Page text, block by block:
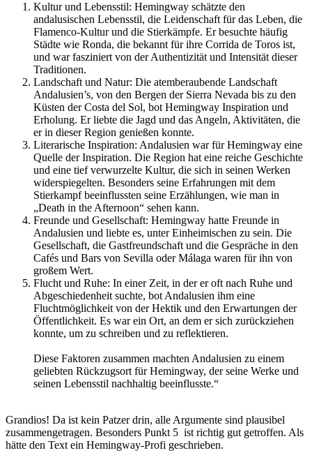
Kultur und Lebensstil: Hemingway schätzte den
andalusischen Lebensstil, die Leidenschaft für das Leben, die
Flamenco-Kultur und die Stierkämpfe. Er besuchte häufig
Städte wie Ronda, die bekannt für ihre Corrida de Toros ist,
und war fasziniert von der Authentizität und Intensität dieser
Traditionen.
Landschaft und Natur: Die atemberaubende Landschaft
Andalusien’s, von den Bergen der Sierra Nevada bis zu den
Küsten der Costa del Sol, bot Hemingway Inspiration und
Erholung. Er liebte die Jagd und das Angeln, Aktivitäten, die
er in dieser Region genießen konnte.
Literarische Inspiration: Andalusien war für Hemingway eine
Quelle der Inspiration. Die Region hat eine reiche Geschichte
und eine tief verwurzelte Kultur, die sich in seinen Werken
widerspiegelten. Besonders seine Erfahrungen mit dem
Stierkampf beeinflussten seine Erzählungen, wie man in
„Death in the Afternoon“ sehen kann.
Freunde und Gesellschaft: Hemingway hatte Freunde in
Andalusien und liebte es, unter Einheimischen zu sein. Die
Gesellschaft, die Gastfreundschaft und die Gespräche in den
Cafés und Bars von Sevilla oder Málaga waren für ihn von
großem Wert.
Flucht und Ruhe: In einer Zeit, in der er oft nach Ruhe und
Abgeschiedenheit suchte, bot Andalusien ihm eine
Fluchtmöglichkeit von der Hektik und den Erwartungen der
Öffentlichkeit. Es war ein Ort, an dem er sich zurückziehen
konnte, um zu schreiben und zu reflektieren.
Diese Faktoren zusammen machten Andalusien zu einem
geliebten Rückzugsort für Hemingway, der seine Werke und
seinen Lebensstil nachhaltig beeinflusste.“
Grandios! Da ist kein Patzer drin, alle Argumente sind plausibel
zusammengetragen. Besonders Punkt 5 ist richtig gut getroffen. Als
hätte den Text ein Hemingway-Profi geschrieben.